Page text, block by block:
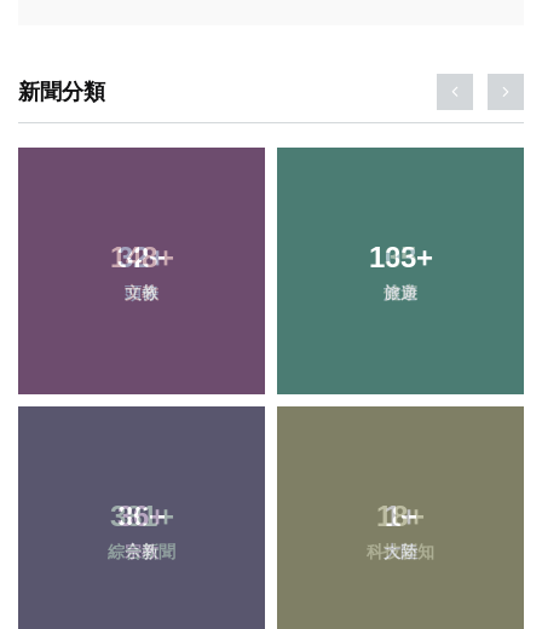
新聞分類
148+
文教
103+
旅遊
36+
宗教
1+
大陸
32+
頭條
135+
健康
381+
綜合新聞
18+
科技新知